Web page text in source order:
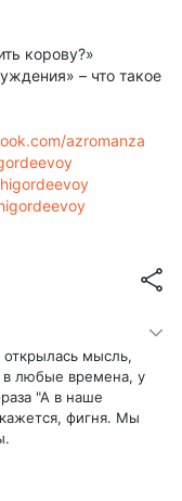
корову?»
– что такое
azromanza
мысль,
в любые времена, у
"А в наше
фигня. Мы